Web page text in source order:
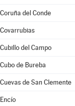
Coruña del Conde
Covarrubias
Cubillo del Campo
Cubo de Bureba
Cuevas de San Clemente
Encío